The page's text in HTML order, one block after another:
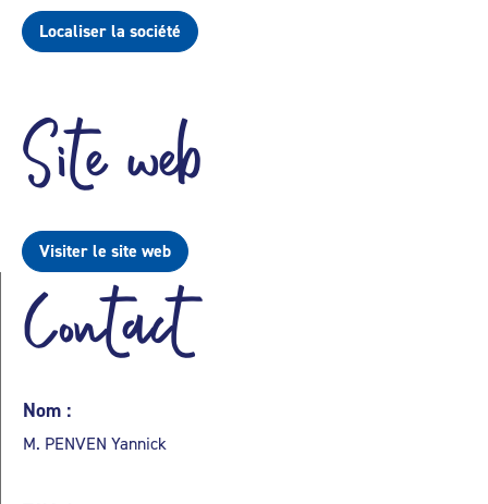
Localiser la société
Site web
Visiter le site web
Contact
Nom :
M. PENVEN Yannick